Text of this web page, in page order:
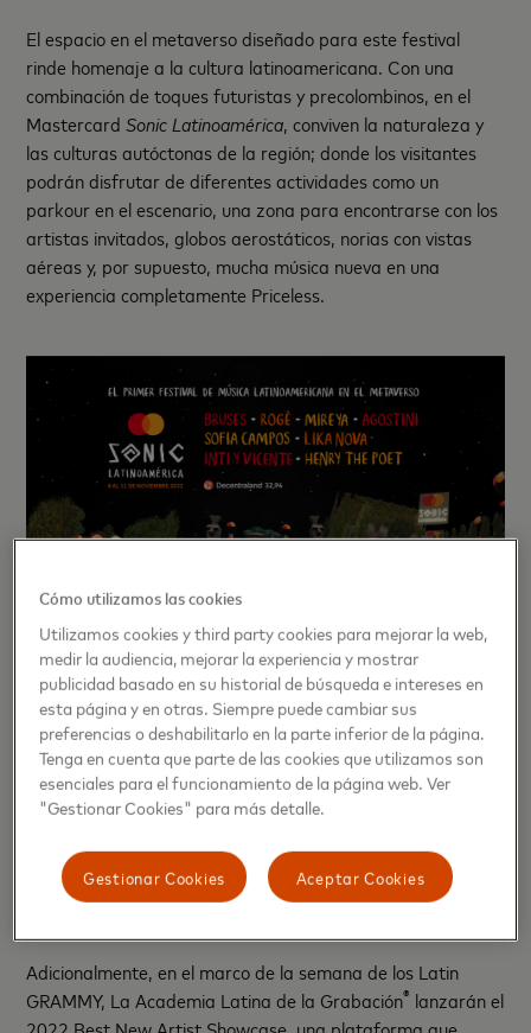
El espacio en el metaverso diseñado para este festival
rinde homenaje a la cultura latinoamericana. Con una
combinación de toques futuristas y precolombinos, en el
MastercardSonic Latinoamérica, conviven la naturaleza y
las culturas autóctonas de la región; donde los visitantes
podrán disfrutar de diferentes actividades como un
parkour en el escenario, una zona para encontrarse con los
artistas invitados, globos aerostáticos, norias con vistas
aéreas y, por supuesto, mucha música nueva en una
experiencia completamente Priceless.
Mastercard mantiene una larga relación con la industria de
la música y sus artistas a través de su plataforma
Priceless. Con esta innovadora propuesta en el metaverso,
el festivalSonic Latinoaméricaes el puntapié inicial de su
patrocinio de los Latin GRAMMY 2022, que renueva su
compromiso con la inclusión y el apoyo al talento emergente
presentarán en el festival que tendrá lugar en el
metaverso, también son artistas nominadas a la 23. a
Adicionalmente, en el marco de la semana de los Latin
GRAMMY, La Academia Latina de la Grabación® lanzarán el
Cómo utilizamos las cookies
Utilizamos cookies y third party cookies para mejorar la web,
medir la audiencia, mejorar la experiencia y mostrar
publicidad basado en su historial de búsqueda e intereses en
esta página y en otras. Siempre puede cambiar sus
preferencias o deshabilitarlo en la parte inferior de la página.
Tenga en cuenta que parte de las cookies que utilizamos son
esenciales para el funcionamiento de la página web. Ver
"Gestionar Cookies" para más detalle.
Aceptar Cookies
Gestionar Cookies